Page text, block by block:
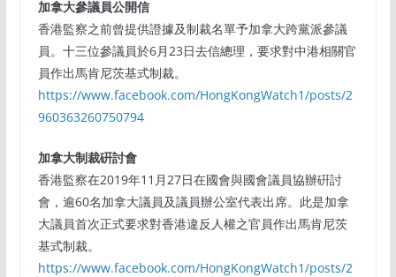
加拿⼤參議員公開信
⾹港監察之前曾提供證據及制裁名單予加拿⼤跨黨派參議
員。⼗三位參議員於6⽉23⽇去信總理，要求對中港相關官
員作出⾺肯尼茨基式制裁。
https://www.facebook.com/HongKongWatch1/posts/2
960363260750794
加拿⼤制裁硏討會
⾹港監察在2019年11⽉27⽇在國會與國會議員協辦硏討
會，逾60名加拿⼤議員及議員辦公室代表出席。此是加拿
⼤議員⾸次正式要求對⾹港違反⼈權之官員作出⾺肯尼茨
基式制裁。
https://www.facebook.com/HongKongWatch1/posts/2